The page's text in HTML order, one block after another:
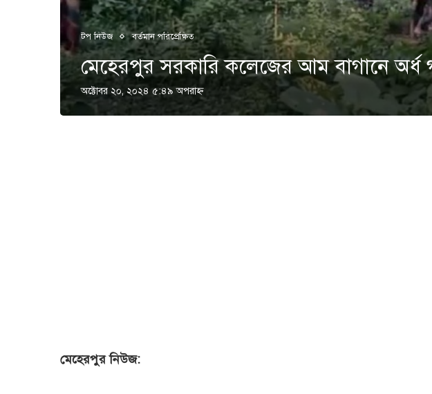
টপ নিউজ বর্তমান পরিপ্রেক্ষিত
মেহেরপুর সরকারি কলেজের আম বাগানে অর্ধ
অক্টোবর ২০, ২০২৪ ৫:৪৯ অপরাহ্ণ
মেহেরপুর নিউজ: